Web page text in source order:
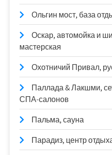
Ольгин мост, база
Оскар, автомойка и
мастерская
Охотничий Привал,
Паллада & Лакшми,
СПА-салонов
Пальма, сауна
Парадиз, центр